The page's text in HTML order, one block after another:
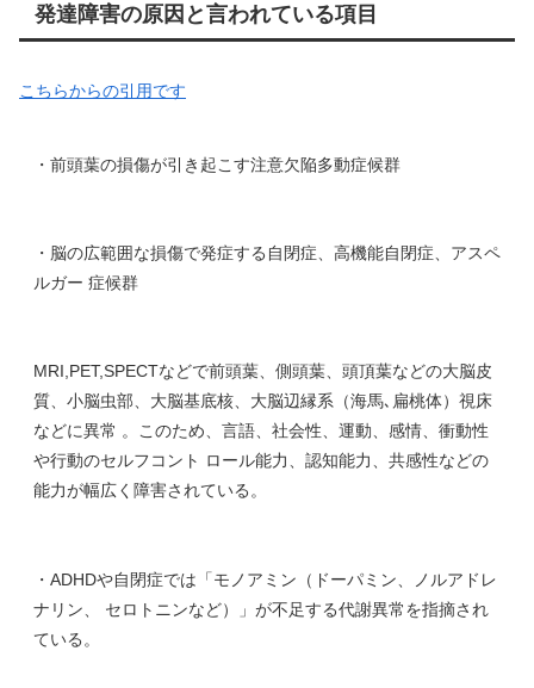
発達障害の原因と言われている項目
こちらからの引用です
・前頭葉の損傷が引き起こす注意欠陥多動症候群
・脳の広範囲な損傷で発症する自閉症、高機能自閉症、アスペ
ルガー 症候群
MRI,PET,SPECTなどで前頭葉、側頭葉、頭頂葉などの大脳皮
質、小脳虫部、大脳基底核、大脳辺縁系（海馬､扁桃体）視床
などに異常 。このため、言語、社会性、運動、感情、衝動性
や行動のセルフコント ロール能力、認知能力、共感性などの
能力が幅広く障害されている。
・ADHDや自閉症では「モノアミン（ドーパミン、ノルアドレ
ナリン、 セロトニンなど）」が不足する代謝異常を指摘され
ている。